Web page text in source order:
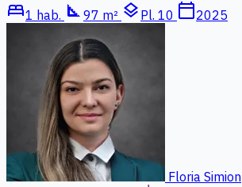
bed1 hab. square_foot 97 m² layers Pl. 10 calendar_today2025
Floria Simion